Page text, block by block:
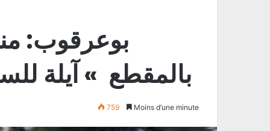
بالمقطع » آيلة
759 Moins d’une minute